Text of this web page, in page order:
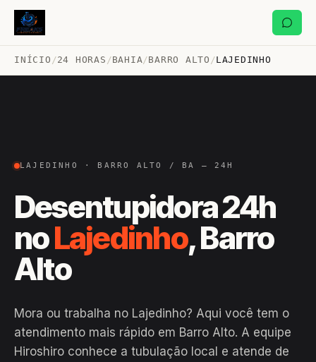
INÍCIO /24 HORAS /BAHIA/BARRO ALTO /LAJEDINHO
LAJEDINHO · BARRO ALTO / BA — 24H
Desentupidora 24h
noLajedinho, Barro
Alto
Mora ou trabalha no Lajedinho? Aqui você tem o
atendimento mais rápido em Barro Alto. A equipe
Hiroshiro conhece a tubulação local e atende de